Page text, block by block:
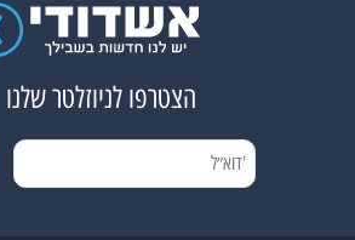
הצטרפו לניוזלטר שלנו